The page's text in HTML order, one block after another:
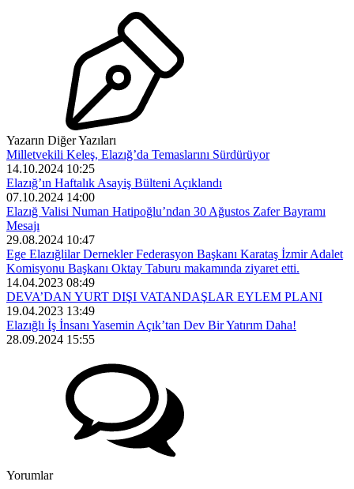
Yazarın Diğer Yazıları
Milletvekili Keleş, Elazığ’da Temaslarını Sürdürüyor
14.10.2024 10:25
Elazığ’ın Haftalık Asayiş Bülteni Açıklandı
07.10.2024 14:00
Elazığ Valisi Numan Hatipoğlu’ndan 30 Ağustos Zafer Bayramı
Mesajı
29.08.2024 10:47
Ege Elazığlilar Dernekler Federasyon Başkanı Karataş İzmir Adalet
Komisyonu Başkanı Oktay Taburu makamında ziyaret etti.
14.04.2023 08:49
DEVA’DAN YURT DIŞI VATANDAŞLAR EYLEM PLANI
19.04.2023 13:49
Elazığlı İş İnsanı Yasemin Açık’tan Dev Bir Yatırım Daha!
28.09.2024 15:55
Yorumlar